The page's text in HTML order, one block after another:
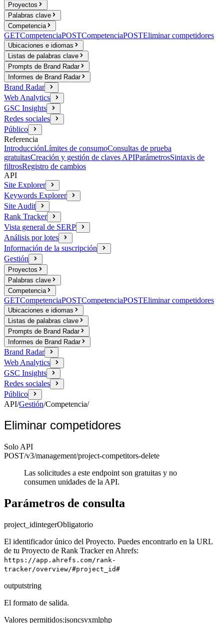
Proyectos
Palabras clave
Competencia
GETCompetenciaPOSTCompetenciaPOSTEliminar competidores
Ubicaciones e idiomas
Listas de palabras clave
Prompts de Brand Radar
Informes de Brand Radar
Brand Radar
Web Analytics
GSC Insights
Redes sociales
Público
Referencia
IntroducciónLímites de consumoConsultas de prueba
gratuitasCreación y gestión de claves APIParámetrosSintaxis de
filtrosRegistro de cambios
API
Site Explorer
Keywords Explorer
Site Audit
Rank Tracker
Vista general de SERP
Análisis por lotes
Información de la suscripción
Gestión
Proyectos
Palabras clave
Competencia
GETCompetenciaPOSTCompetenciaPOSTEliminar competidores
Ubicaciones e idiomas
Listas de palabras clave
Prompts de Brand Radar
Informes de Brand Radar
Brand Radar
Web Analytics
GSC Insights
Redes sociales
Público
API/Gestión/Competencia/
Eliminar competidores
Solo API
POST/v3/management/project-competitors-delete
Las solicitudes a este endpoint son gratuitas y no
consumen unidades de la API.
Parámetros de consulta
project_idintegerObligatorio
El identificador único del Proyecto. Puedes encontrarlo en la URL
de tu Proyecto de Rank Tracker en Ahrefs:
https://app.ahrefs.com/rank-
tracker/overview/#project_id#
outputstring
El formato de salida.
Valores permitidos:jsoncsvxmlphp